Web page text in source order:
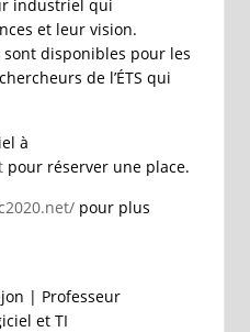
industriel qui
et leur vision.
disponibles pour les
de l’ÉTS qui
à
pour réserver une place.
pour plus
| Professeur
et TI